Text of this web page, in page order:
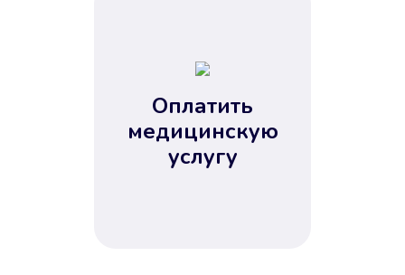
Оплатить
медицинскую
услугу